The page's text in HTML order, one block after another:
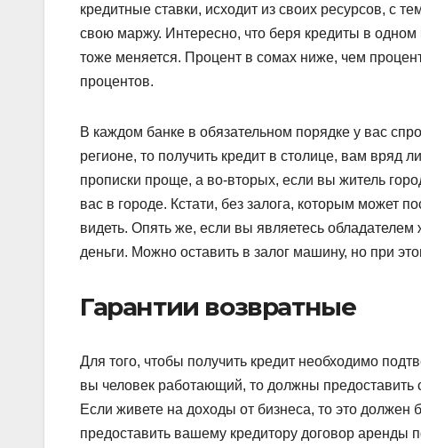
кредитные ставки, исходит из своих ресурсов, с
свою маржу. Интересно, что беря кредиты в
тоже меняется. Процент в сомах ниже, чем
процентов.
В каждом банке в обязательном порядке у вас
регионе, то получить кредит в столице, вам вряд
прописки проще, а во-вторых, если вы житель
вас в городе. Кстати, без залога, которым может
видеть. Опять же, если вы являетесь обладателем
деньги. Можно оставить в залог машину, но при
Гарантии возвратные
Для того, чтобы получить кредит необходимо
вы человек работающий, то должны предоставить
Если живете на доходы от бизнеса, то это должен
предоставить вашему кредитору договор